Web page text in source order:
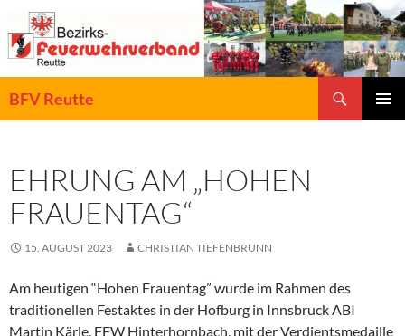
Inhalt
springen
BFV Reutte
EHRUNG AM „HOHEN
FRAUENTAG“
15. AUGUST 2023 CHRISTIAN TIEFENBRUNN
Am heutigen “Hohen Frauentag” wurde im Rahmen des
traditionellen Festaktes in der Hofburg in Innsbruck ABI
Martin Kärle, FFW Hinterhornbach, mit der Verdientsmedaille